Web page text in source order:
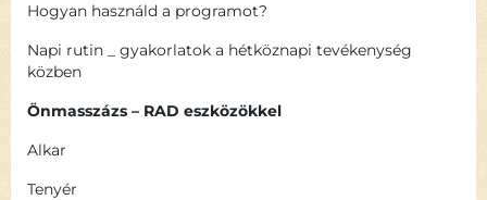
Hogyan használd a programot?
Napi rutin _ gyakorlatok a hétköznapi tevékenység
közben
Önmasszázs – RAD eszközökkel
Alkar
Tenyér